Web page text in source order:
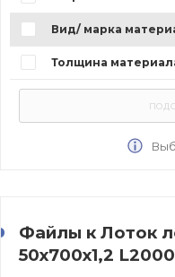
Вид/ марка
Толщина
Файлы к Лоток
50х700х1,2